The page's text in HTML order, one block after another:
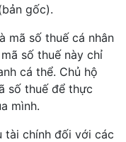
gốc).
mã số thuế cá nhân
số thuế này chỉ
cá thể. Chủ hộ
số thuế để thực
mình.
tài chính đối với các